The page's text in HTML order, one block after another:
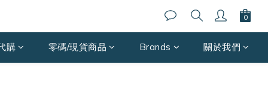
購 零碼/現貨商品 Brands 關於我們